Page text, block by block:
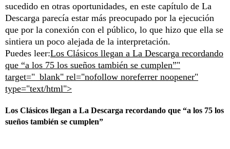
sucedido en otras oportunidades, en este capítulo de La
Descarga parecía estar más preocupado por la ejecución
que por la conexión con el público, lo que hizo que ella se
sintiera un poco alejada de la interpretación.
Puedes leer:Los Clásicos llegan a La Descarga recordando
que “a los 75 los sueños también se cumplen”"
target="_blank" rel="nofollow noreferrer noopener"
type="text/html">
Los Clásicos llegan a La Descarga recordando que “a los 75 los
sueños también se cumplen”